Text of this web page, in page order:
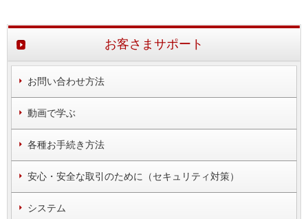
お客さまサポート
お問い合わせ方法
動画で学ぶ
各種お手続き方法
安心・安全な取引のために（セキュリティ対策）
システム